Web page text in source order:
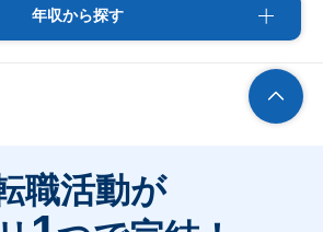
年収から探す
職活動が